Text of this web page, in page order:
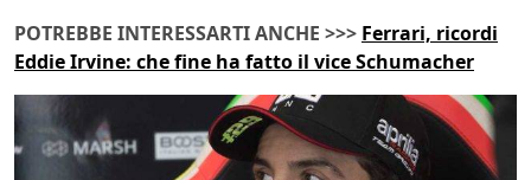
POTREBBE INTERESSARTI ANCHE >>> Ferrari, ricordi
Eddie Irvine: che fine ha fatto il vice Schumacher